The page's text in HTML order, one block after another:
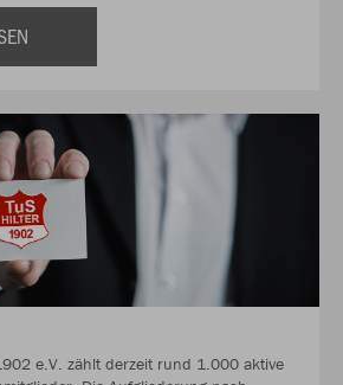
e.V. zählt derzeit rund 1.000 aktive